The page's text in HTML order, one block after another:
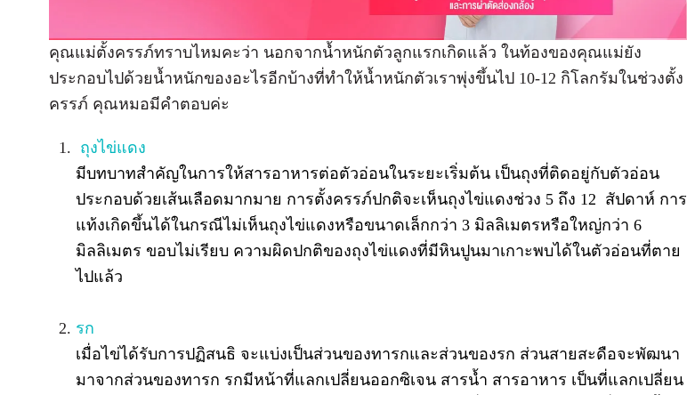
คุณแม่ตั้งครรภ์ทราบไหมคะว่า นอกจากน้ำหนักตัวลูกแรกเกิดแล้ว ในท้องของคุณแม่ยัง
ประกอบไปด้วยน้ำหนักของอะไรอีกบ้างที่ทำให้น้ำหนักตัวเราพุ่งขึ้นไป 10-12 กิโลกรัมในช่วงตั้ง
ครรภ์ คุณหมอมีคำตอบค่ะ
ถุงไข่แดง
มีบทบาทสำคัญในการให้สารอาหารต่อตัวอ่อนในระยะเริ่มต้น เป็นถุงที่ติดอยู่กับตัวอ่อน
ประกอบด้วยเส้นเลือดมากมาย การตั้งครรภ์ปกติจะเห็นถุงไข่แดงช่วง 5 ถึง 12 สัปดาห์ การ
แท้งเกิดขึ้นได้ในกรณีไม่เห็นถุงไข่แดงหรือขนาดเล็กกว่า 3 มิลลิเมตรหรือใหญ่กว่า 6
มิลลิเมตร ขอบไม่เรียบ ความผิดปกติของถุงไข่แดงที่มีหินปูนมาเกาะพบได้ในตัวอ่อนที่ตาย
ไปแล้ว
รก
เมื่อไข่ได้รับการปฏิสนธิ จะแบ่งเป็นส่วนของทารกและส่วนของรก ส่วนสายสะดือจะพัฒนา
มาจากส่วนของทารก รกมีหน้าที่แลกเปลี่ยนออกซิเจน สารน้ำ สารอาหาร เป็นที่แลกเปลี่ยน